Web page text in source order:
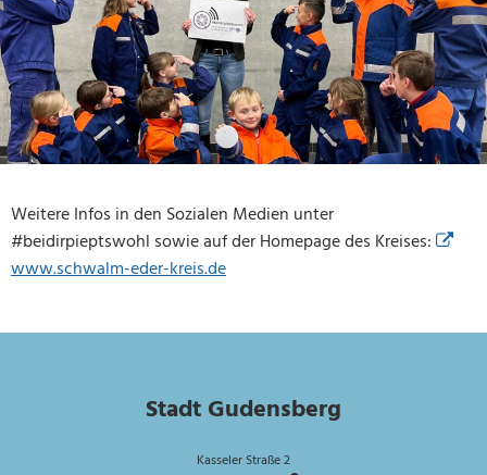
Weitere Infos in den Sozialen Medien unter
#beidirpieptswohl sowie auf der Homepage des Kreises:
www.schwalm-eder-kreis.de
Stadt Gudensberg
Kasseler Straße 2